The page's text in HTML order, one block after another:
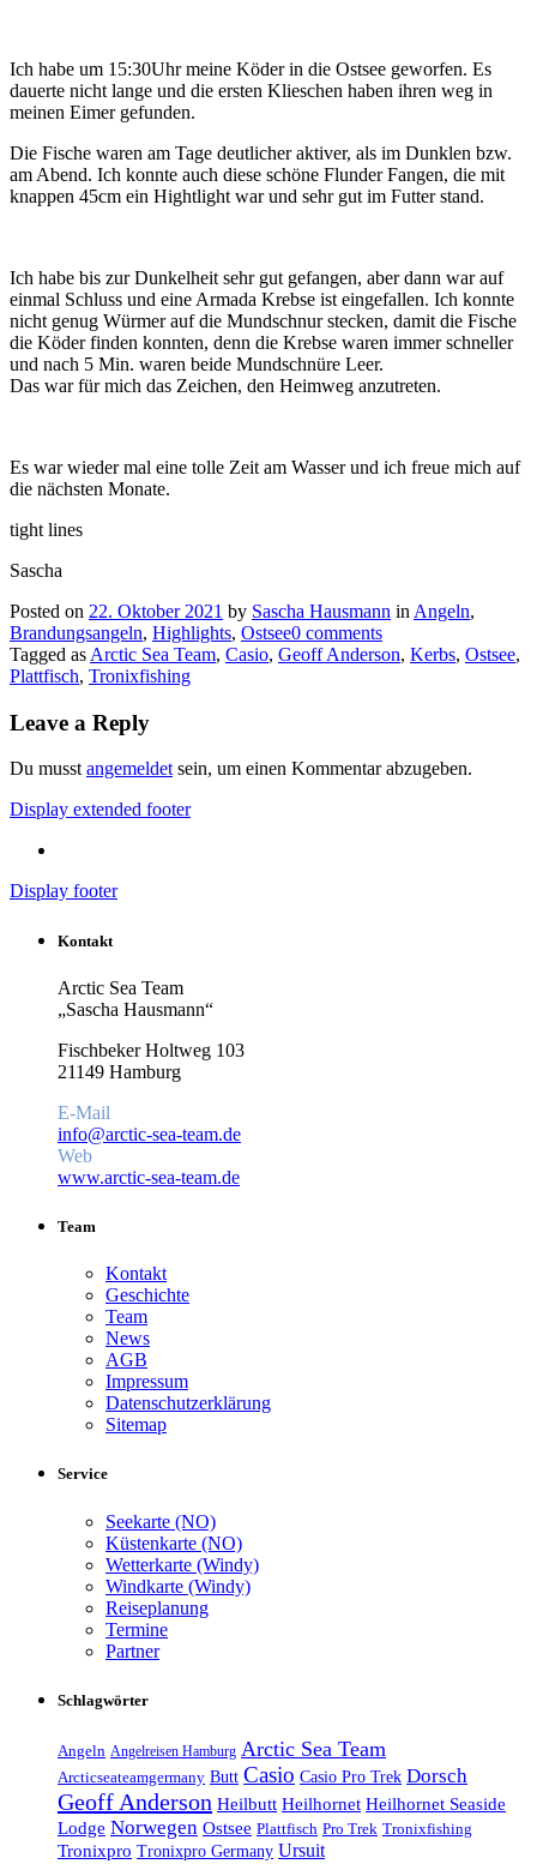
Ich habe um 15:30Uhr meine Köder in die Ostsee geworfen. Es
dauerte nicht lange und die ersten Klieschen haben ihren weg in
meinen Eimer gefunden.
Die Fische waren am Tage deutlicher aktiver, als im Dunklen bzw.
am Abend. Ich konnte auch diese schöne Flunder Fangen, die mit
knappen 45cm ein Hightlight war und sehr gut im Futter stand.
Ich habe bis zur Dunkelheit sehr gut gefangen, aber dann war auf
einmal Schluss und eine Armada Krebse ist eingefallen. Ich konnte
nicht genug Würmer auf die Mundschnur stecken, damit die Fische
die Köder finden konnten, denn die Krebse waren immer schneller
und nach 5 Min. waren beide Mundschnüre Leer.
Das war für mich das Zeichen, den Heimweg anzutreten.
Es war wieder mal eine tolle Zeit am Wasser und ich freue mich auf
die nächsten Monate.
tight lines
Sascha
Posted on 22. Oktober 2021 by Sascha Hausmann in Angeln,
Brandungsangeln, Highlights, Ostsee0 comments
Tagged as Arctic Sea Team, Casio, Geoff Anderson, Kerbs, Ostsee,
Plattfisch, Tronixfishing
Leave a Reply
Du musstangemeldetsein, um einen Kommentar abzugeben.
Display extended footer
Display footer
Kontakt
Arctic Sea Team
„Sascha Hausmann“
Fischbeker Holtweg 103
21149 Hamburg
E-Mail
info@arctic-sea-team.de
Web
www.arctic-sea-team.de
Team
Kontakt
Geschichte
Team
News
AGB
Impressum
Datenschutzerklärung
Sitemap
Service
Seekarte (NO)
Küstenkarte (NO)
Wetterkarte (Windy)
Windkarte (Windy)
Reiseplanung
Termine
Partner
Schlagwörter
Angeln Angelreisen Hamburg Arctic Sea Team
Arcticseateamgermany Butt Casio Casio Pro Trek Dorsch
Geoff Anderson Heilbutt Heilhornet Heilhornet Seaside
Lodge Norwegen Ostsee Plattfisch Pro Trek Tronixfishing
Tronixpro Tronixpro Germany Ursuit